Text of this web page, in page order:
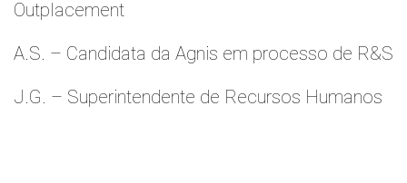
Outplacement
A.S. – Candidata da Agnis em processo de R&S
J.G. – Superintendente de Recursos Humanos